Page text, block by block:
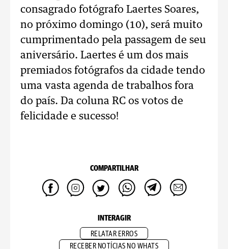
consagrado fotógrafo Laertes Soares,
no próximo domingo (10), será muito
cumprimentado pela passagem de seu
aniversário. Laertes é um dos mais
premiados fotógrafos da cidade tendo
uma vasta agenda de trabalhos fora
do país. Da coluna RC os votos de
felicidade e sucesso!
COMPARTILHAR
INTERAGIR
RELATAR ERROS
RECEBER NOTÍCIAS NO WHATS